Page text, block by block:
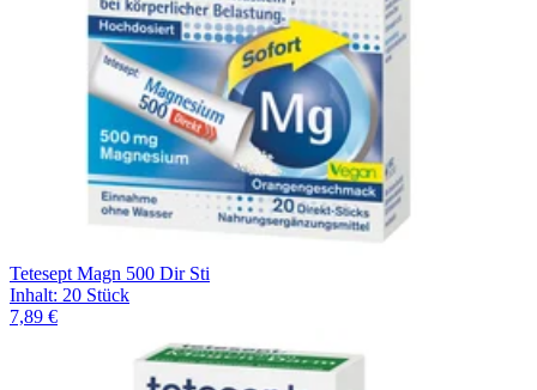
Tetesept Magn 500 Dir Sti
Inhalt: 20 Stück
7,89 €